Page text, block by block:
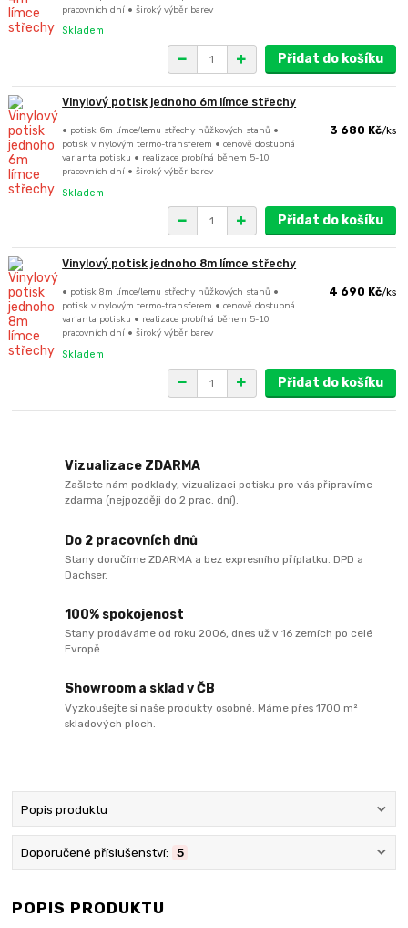
pracovních dní • široký výběr barev
Skladem
Přidat do košíku
Vinylový potisk jednoho 6m límce střechy
• potisk 6m límce/lemu střechy nůžkových stanů •
potisk vinylovým termo-transferem • cenově dostupná
varianta potisku • realizace probíhá během 5-10
pracovních dní • široký výběr barev
3 680 Kč/ks
Skladem
Přidat do košíku
Vinylový potisk jednoho 8m límce střechy
• potisk 8m límce/lemu střechy nůžkových stanů •
potisk vinylovým termo-transferem • cenově dostupná
varianta potisku • realizace probíhá během 5-10
pracovních dní • široký výběr barev
4 690 Kč/ks
Skladem
Přidat do košíku
Vizualizace ZDARMA
Zašlete nám podklady, vizualizaci potisku pro vás připravíme
zdarma (nejpozději do 2 prac. dní).
Do 2 pracovních dnů
Stany doručíme ZDARMA a bez expresního příplatku. DPD a
Dachser.
100% spokojenost
Stany prodáváme od roku 2006, dnes už v 16 zemích po celé
Evropě.
Showroom a sklad v ČB
Vyzkoušejte si naše produkty osobně. Máme přes 1700 m²
skladových ploch.
Popis produktu
Doporučené příslušenství: 5
POPIS PRODUKTU